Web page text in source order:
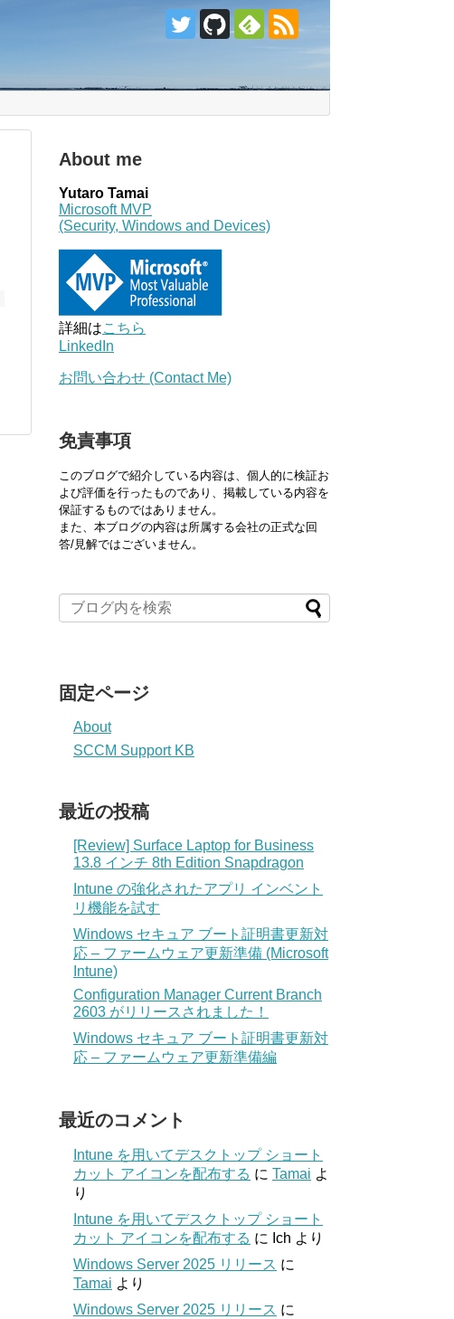
About me
Yutaro Tamai
Microsoft MVP
(Security, Windows and Devices)
詳細はこちら
LinkedIn
お問い合わせ (Contact Me)
免責事項
このブログで紹介している内容は、個人的に検証お
よび評価を行ったものであり、掲載している内容を
保証するものではありません。
また、本ブログの内容は所属する会社の正式な回
答/見解ではございません。
固定ページ
About
SCCM Support KB
最近の投稿
[Review] Surface Laptop for Business
13.8 インチ 8th Edition Snapdragon
Intune の強化されたアプリ インベント
リ機能を試す
Windows セキュア ブート証明書更新対
応 – ファームウェア更新準備 (Microsoft
Intune)
Configuration Manager Current Branch
2603 がリリースされました！
Windows セキュア ブート証明書更新対
応 – ファームウェア更新準備編
最近のコメント
Intune を用いてデスクトップ ショート
カット アイコンを配布する に Tamai よ
り
Intune を用いてデスクトップ ショート
カット アイコンを配布する に Ich より
Windows Server 2025 リリース に
Tamai より
Windows Server 2025 リリース に